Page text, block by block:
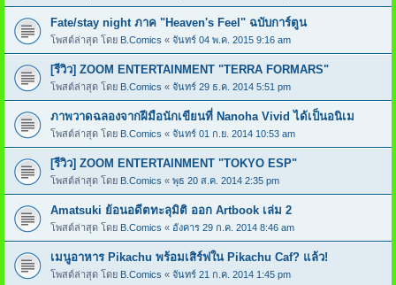
Fate/stay night ภาค "Heaven's Feel" ฉบับการ์ตูน
โพสต์ล่าสุด โดย B.Comics « จันทร์ 04 พ.ค. 2015 9:16 am
[รีวิว] ZOOM ENTERTAINMENT "TERRA FORMARS"
โพสต์ล่าสุด โดย B.Comics « จันทร์ 29 ธ.ค. 2014 5:51 pm
ภาพวาดฉลองจากฝีมือนักเขียนที่ Nanoha Vivid ได้เป็นอนิเม
โพสต์ล่าสุด โดย B.Comics « จันทร์ 01 ก.ย. 2014 10:53 am
[รีวิว] ZOOM ENTERTAINMENT "TOKYO ESP"
โพสต์ล่าสุด โดย B.Comics « พุธ 20 ส.ค. 2014 2:35 pm
Amatsuki ย้อนอดีตทะลุมิติ ออก Artbook เล่ม 2
โพสต์ล่าสุด โดย B.Comics « อังคาร 29 ก.ค. 2014 8:46 am
เมนูอาหาร Pikachu พร้อมเสิร์ฟใน Pikachu Caf? แล้ว!
โพสต์ล่าสุด โดย B.Comics « จันทร์ 21 ก.ค. 2014 1:45 pm